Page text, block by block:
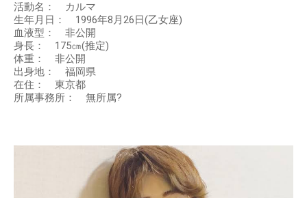
活動名： カルマ
生年月日： 1996年8月26日(乙女座)
血液型： 非公開
身長： 175㎝(推定)
体重： 非公開
出身地： 福岡県
在住： 東京都
所属事務所： 無所属?